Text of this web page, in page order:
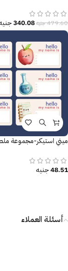
479.60جنيه340.08
ميني استيكر-مجموعة
48.51جنيه
أسئلة العملاء